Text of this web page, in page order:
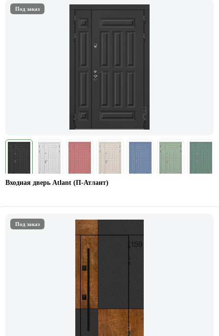
Под заказ
Входная дверь Atlant (П-Атлант)
Под заказ